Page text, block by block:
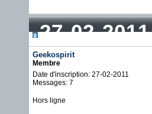
27-02-
Geekospirit
Membre
Date d'inscription: 27-02-2011
Messages: 7
Hors ligne